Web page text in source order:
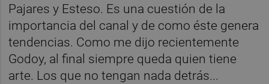
Pajares y Esteso. Es una cuestión de la
importancia del canal y de como éste genera
tendencias. Como me dijo recientemente
Godoy, al final siempre queda quien tiene
arte. Los que no tengan nada detrás...